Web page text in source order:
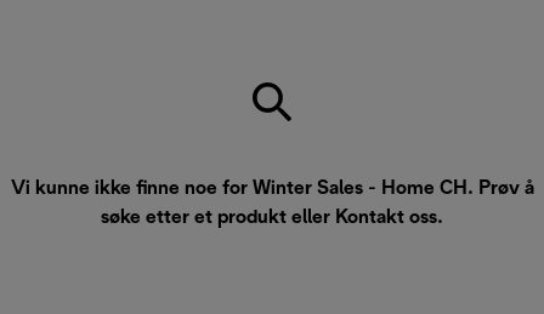
Vi kunne ikke finne noe for Winter Sales - Home CH. Prøv å
søke etter et produkt eller Kontakt oss.